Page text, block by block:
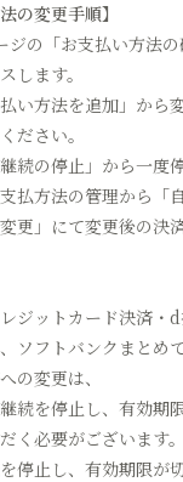
の変更手順】
の「お支払い方法の
します。
い方法を追加」から
ださい。
続の停止」から一度停
払方法の管理から「
更」にて変更後の決
ジットカード決済・
ソフトバンクまとめ
の変更は、
続を停止し、有効期
く必要がございます。
停止し、有効期限が